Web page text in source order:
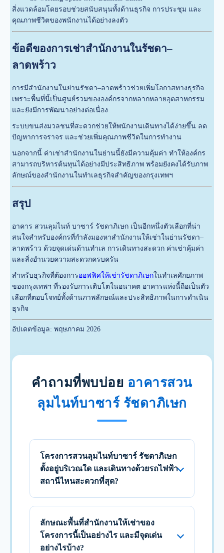
สิ่งแวดล้อมโดยรอบช่วยสนับสนุนทั้งด้านธุรกิจ การประชุม และ
คุณภาพชีวิตของพนักงานได้อย่างลงตัว
ข้อดีของการเช่าสำนักงานในรัชดา–
ลาดพร้าว
การมีสำนักงานในย่านรัชดา–ลาดพร้าวช่วยเพิ่มโอกาสทางธุรกิจ
เพราะพื้นที่นี้เป็นศูนย์รวมขององค์กรจากหลากหลายอุตสาหกรรม
และยังมีการพัฒนาอย่างต่อเนื่อง
ระบบขนส่งมวลชนที่สะดวกช่วยให้พนักงานเดินทางได้ง่ายขึ้น ลด
ปัญหาการจราจร และช่วยเพิ่มคุณภาพชีวิตในการทำงาน
นอกจากนี้ ค่าเช่าสำนักงานในย่านนี้ยังมีความคุ้มค่า ทำให้องค์กร
สามารถบริหารต้นทุนได้อย่างมีประสิทธิภาพ พร้อมยังคงได้รับภาพ
ลักษณ์ของสำนักงานในทำเลธุรกิจสำคัญของกรุงเทพฯ
สรุป
อาคาร สวนลุมไนท์ บาซาร์ รัชดาภิเษก เป็นอีกหนึ่งตัวเลือกที่น่า
สนใจสำหรับองค์กรที่กำลังมองหาสำนักงานให้เช่าในย่านรัชดา–
ลาดพร้าว ด้วยจุดเด่นด้านทำเล การเดินทางสะดวก ค่าเช่าคุ้มค่า
และสิ่งอำนวยความสะดวกครบครัน
สำหรับธุรกิจที่ต้องการออฟฟิศให้เช่ารัชดาภิเษกในทำเลศักยภาพ
ของกรุงเทพฯ ที่รองรับการเติบโตในอนาคต อาคารแห่งนี้ถือเป็นตัว
เลือกที่ตอบโจทย์ทั้งด้านภาพลักษณ์และประสิทธิภาพในการดำเนิน
ธุรกิจ
อัปเดตข้อมูล: พฤษภาคม 2026
คำถามที่พบบ่อย อาคารสวน
ลุมไนท์บาซาร์ รัชดาภิเษก
โครงการสวนลุมไนท์บาซาร์ รัชดาภิเษก
ตั้งอยู่บริเวณใด และเดินทางด้วยรถไฟฟ้า
สถานีไหนสะดวกที่สุด?
ลักษณะพื้นที่สำนักงานให้เช่าของ
โครงการนี้เป็นอย่างไร และมีจุดเด่น
อย่างไรบ้าง?